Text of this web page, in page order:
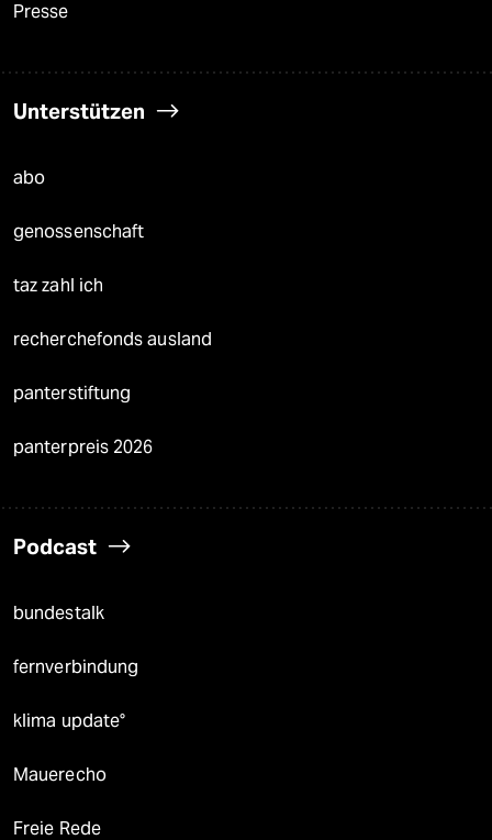
Presse
Unterstützen
abo
genossenschaft
taz zahl ich
recherchefonds ausland
panterstiftung
panterpreis 2026
Podcast
bundestalk
fernverbindung
klima update°
Mauerecho
Freie Rede